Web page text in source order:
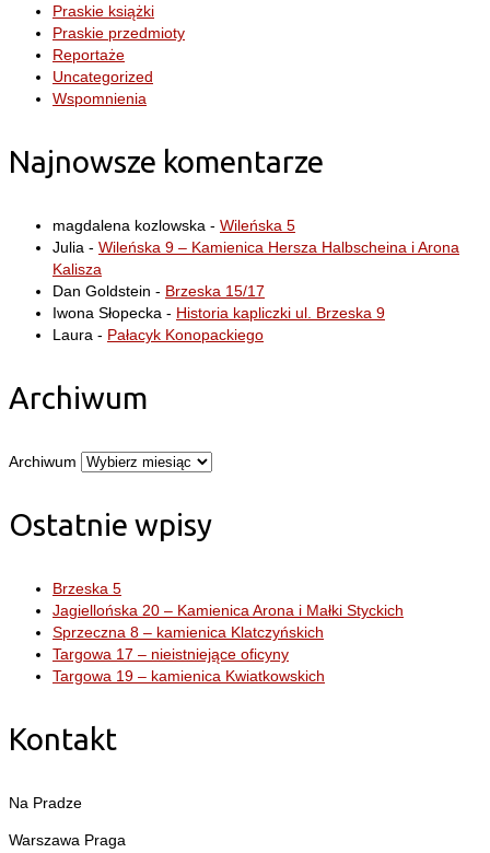
Praskie książki
Praskie przedmioty
Reportaże
Uncategorized
Wspomnienia
Najnowsze komentarze
magdalena kozlowska - Wileńska 5
Julia - Wileńska 9 – Kamienica Hersza Halbscheina i Arona
Kalisza
Dan Goldstein - Brzeska 15/17
Iwona Słopecka - Historia kapliczki ul. Brzeska 9
Laura - Pałacyk Konopackiego
Archiwum
Archiwum
Ostatnie wpisy
Brzeska 5
Jagiellońska 20 – Kamienica Arona i Małki Styckich
Sprzeczna 8 – kamienica Klatczyńskich
Targowa 17 – nieistniejące oficyny
Targowa 19 – kamienica Kwiatkowskich
Kontakt
Na Pradze
Warszawa Praga